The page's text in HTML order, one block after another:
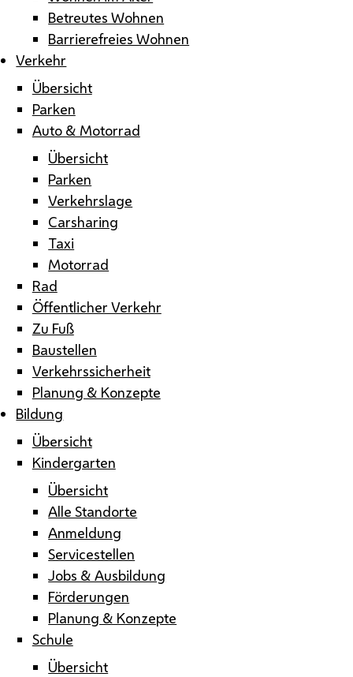
Betreutes Wohnen
Barrierefreies Wohnen
Verkehr
Übersicht
Parken
Auto & Motorrad
Übersicht
Parken
Verkehrslage
Carsharing
Taxi
Motorrad
Rad
Öffentlicher Verkehr
Zu Fuß
Baustellen
Verkehrssicherheit
Planung & Konzepte
Bildung
Übersicht
Kindergarten
Übersicht
Alle Standorte
Anmeldung
Servicestellen
Jobs & Ausbildung
Förderungen
Planung & Konzepte
Schule
Übersicht